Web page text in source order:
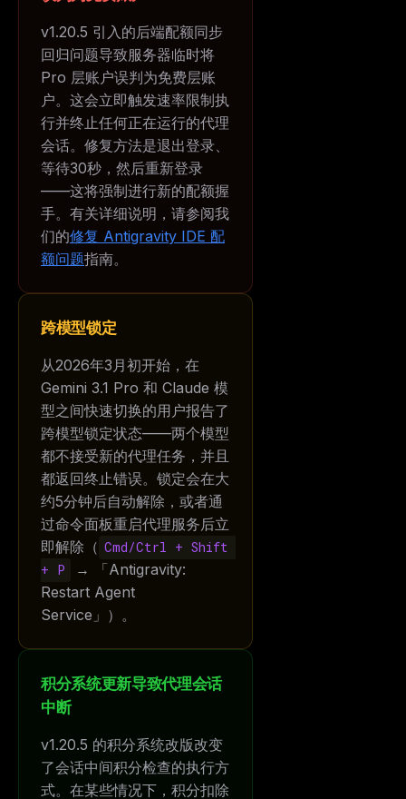
v1.20.5 引入的后端配额同步
回归问题导致服务器临时将
Pro 层账户误判为免费层账
户。这会立即触发速率限制执
行并终止任何正在运行的代理
会话。修复方法是退出登录、
等待30秒，然后重新登录
——这将强制进行新的配额握
手。有关详细说明，请参阅我
们的修复 Antigravity IDE 配
额问题指南。
跨模型锁定
从2026年3月初开始，在
Gemini 3.1 Pro 和 Claude 模
型之间快速切换的用户报告了
跨模型锁定状态——两个模型
都不接受新的代理任务，并且
都返回终止错误。锁定会在大
约5分钟后自动解除，或者通
过命令面板重启代理服务后立
即解除（ Cmd/Ctrl + Shift
+ P
→ 「Antigravity:
Restart Agent
Service」）。
积分系统更新导致代理会话
中断
v1.20.5 的积分系统改版改变
了会话中间积分检查的执行方
式。在某些情况下，积分扣除